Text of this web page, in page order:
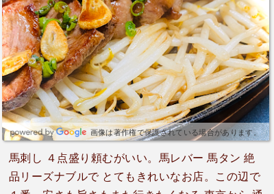
画像は著作権で保護されている場合があります。
馬刺し ４点盛り頼むがいい。馬レバー 馬タン 絶
品リーズナブルで とてもきれいなお店。この辺で